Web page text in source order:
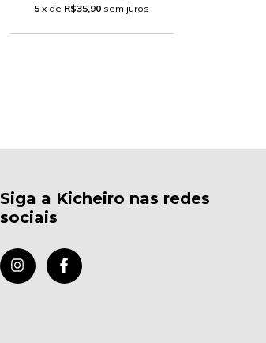
5 x de R$35,90 sem juros
Siga a Kicheiro nas redes
sociais